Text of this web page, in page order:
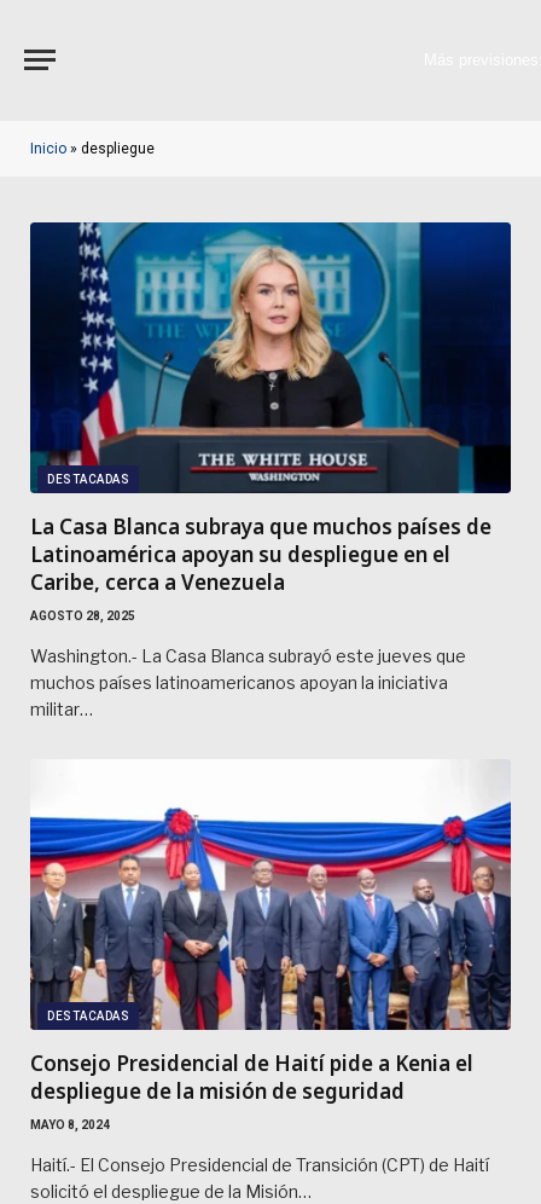
Inicio » despliegue
DESTACADAS
La Casa Blanca subraya que muchos países de
Latinoamérica apoyan su despliegue en el
Caribe, cerca a Venezuela
AGOSTO 28, 2025
Washington.- La Casa Blanca subrayó este jueves que
muchos países latinoamericanos apoyan la iniciativa
militar…
DESTACADAS
Consejo Presidencial de Haití pide a Kenia el
despliegue de la misión de seguridad
MAYO 8, 2024
Haití.- El Consejo Presidencial de Transición (CPT) de Haití
solicitó el despliegue de la Misión…